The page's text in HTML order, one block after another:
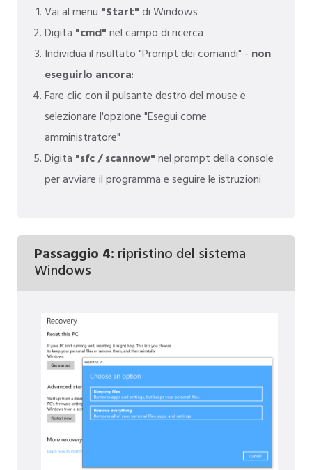
Vai al menu "Start"di Windows
Digita "cmd"nel campo di ricerca
Individua il risultato "Prompt dei comandi" - non
eseguirlo ancora:
Fare clic con il pulsante destro del mouse e
selezionare l'opzione "Esegui come
amministratore"
Digita "sfc / scannow"nel prompt della console
per avviare il programma e seguire le istruzioni
Passaggio 4: ripristino del sistema
Windows